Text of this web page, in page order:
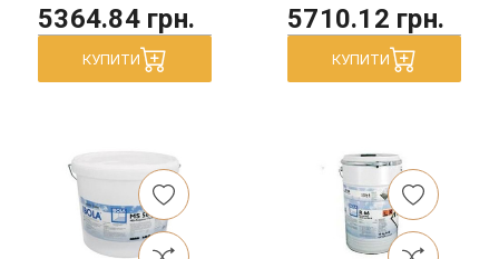
5364.84 грн.
КУПИТИ
5710.12 грн.
КУПИТИ